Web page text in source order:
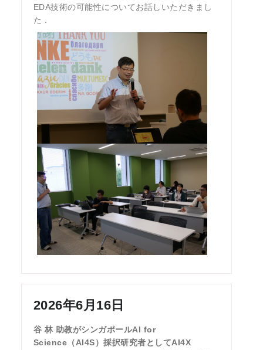
EDA技術の可能性についてお話しいただきまし
た．
2026年6月16日
谷 林 助教がシンガポールAI for
Science（AI4S）採択研究者としてAI4X